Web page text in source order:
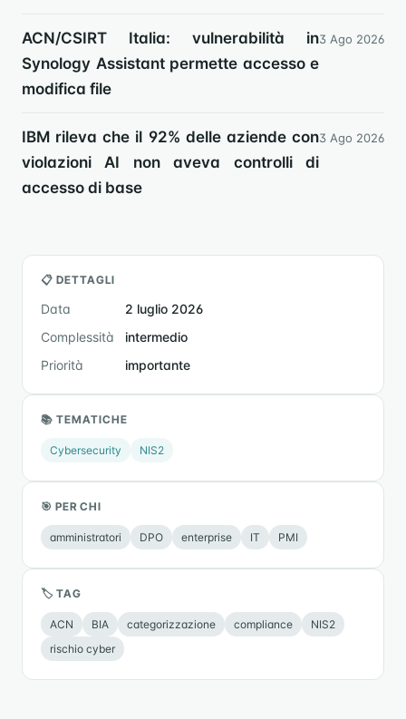
ACN/CSIRT Italia: vulnerabilità in
Synology Assistant permette accesso e
modifica file
3 Ago 2026
IBM rileva che il 92% delle aziende con
violazioni AI non aveva controlli di
accesso di base
3 Ago 2026
📋 DETTAGLI
Data
2 luglio 2026
Complessità
intermedio
Priorità
importante
📚 TEMATICHE
Cybersecurity NIS2
🎯 PER CHI
amministratori DPO enterprise IT PMI
🏷 TAG
ACN BIA categorizzazione compliance
NIS2
rischio cyber